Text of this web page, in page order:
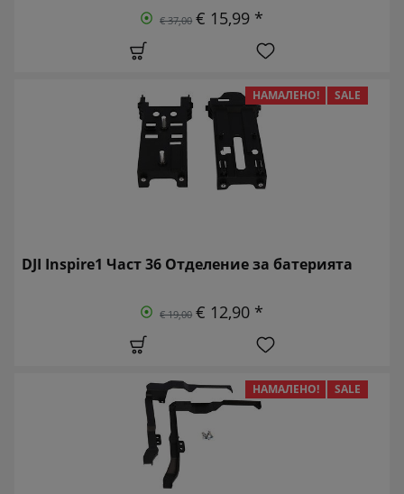
€ 37,00 € 15,99 *
НАМАЛЕНО! SALE
DJI Inspire1 Част 36 Отделение за батерията
€ 19,00 € 12,90 *
НАМАЛЕНО! SALE